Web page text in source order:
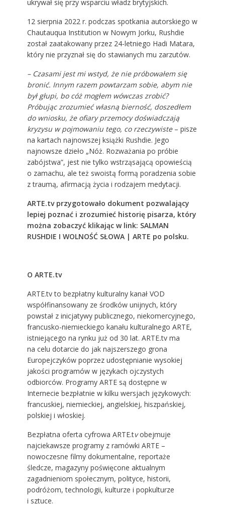
ukrywał się przy wsparciu władz brytyjskich.
12 sierpnia 2022 r. podczas spotkania autorskiego w
Chautauqua Institution w Nowym Jorku, Rushdie
został zaatakowany przez 24-letniego Hadi Matara,
który nie przyznał się do stawianych mu zarzutów.
– Czasami jest mi wstyd, że nie próbowałem się
bronić. Innym razem powtarzam sobie, abym nie
był głupi, bo cóż mogłem wówczas zrobić?
Próbując zrozumieć własną bierność, doszedłem
do wniosku, że ofiary przemocy doświadczają
kryzysu w pojmowaniu tego, co rzeczywiste– pisze
na kartach najnowszej książki Rushdie. Jego
najnowsze dzieło „Nóż. Rozważania po próbie
zabójstwa”, jest nie tylko wstrząsającą opowieścią
o zamachu, ale też swoistą formą poradzenia sobie
z traumą, afirmacją życia i rodzajem medytacji.
ARTE.tv przygotowało dokument pozwalający
lepiej poznać i zrozumieć historię pisarza, który
można zobaczyć klikając w link: SALMAN
RUSHDIE I WOLNOŚĆ SŁOWA | ARTE po polsku.
O ARTE.tv
ARTE.tv to bezpłatny kulturalny kanał VOD
współfinansowany ze środków unijnych, który
powstał z inicjatywy publicznego, niekomercyjnego,
francusko-niemieckiego kanału kulturalnego ARTE,
istniejącego na rynku już od 30 lat. ARTE.tv ma
na celu dotarcie do jak najszerszego grona
Europejczyków poprzez udostępnianie wysokiej
jakości programów w językach ojczystych
odbiorców. Programy ARTE są dostępne w
Internecie bezpłatnie w kilku wersjach językowych:
francuskiej, niemieckiej, angielskiej, hiszpańskiej,
polskiej i włoskiej.
Bezpłatna oferta cyfrowa ARTE.tvobejmuje
najciekawsze programy z ramówki ARTE –
nowoczesne filmy dokumentalne, reportaże
śledcze, magazyny poświęcone aktualnym
zagadnieniom społecznym, polityce, historii,
podróżom, technologii, kulturze i popkulturze
i sztuce.